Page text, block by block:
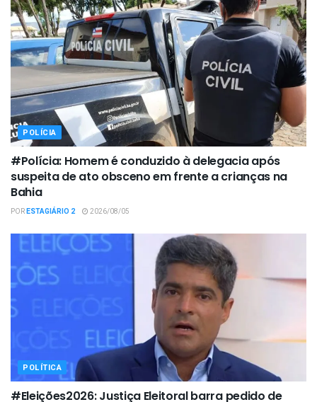
POLÍCIA
#Polícia: Homem é conduzido à delegacia após
suspeita de ato obsceno em frente a crianças na
Bahia
PORESTAGIÁRIO 2 2026/08/05
POLÍTICA
#Eleições2026: Justiça Eleitoral barra pedido de